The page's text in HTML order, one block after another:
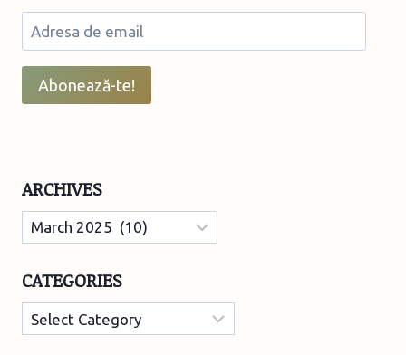
Adresa
de
email
Abonează-te!
ARCHIVES
Archives
CATEGORIES
Categories